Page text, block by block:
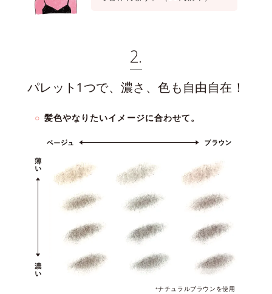
2.
パレット1つで、濃さ、色も自由自在！
髪色やなりたいイメージに合わせて。
*ナチュラルブラウンを使用